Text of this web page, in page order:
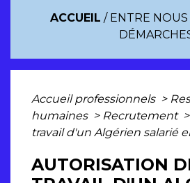
ACCUEIL / ENTRE NOUS
Accueil professionnels >
humaines > Recrutement >
travail d'un Algérien salarié
AUTORISATION